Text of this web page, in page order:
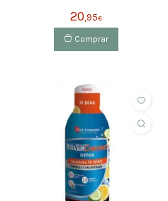
20,95€
Comprar